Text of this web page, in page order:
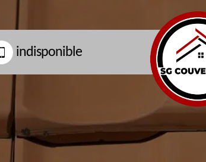
indisponible